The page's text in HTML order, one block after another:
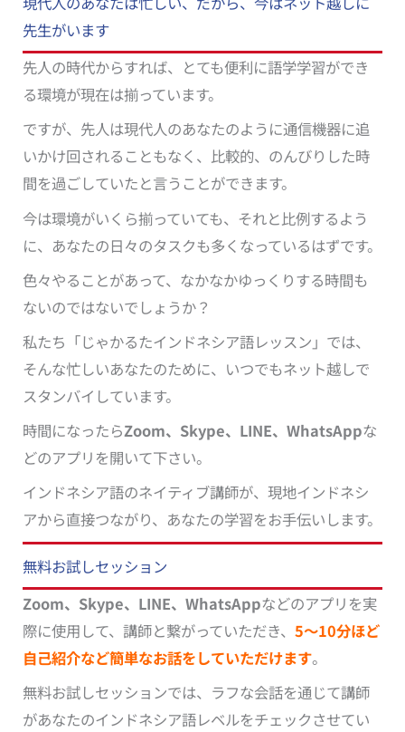
先生がいます
先人の時代からすれば、とても便利に語学学習ができ
る環境が現在は揃っています。
ですが、先人は現代人のあなたのように通信機器に追
いかけ回されることもなく、比較的、のんびりした時
間を過ごしていたと言うことができます。
今は環境がいくら揃っていても、それと比例するよう
に、あなたの日々のタスクも多くなっているはずです。
色々やることがあって、なかなかゆっくりする時間も
ないのではないでしょうか？
私たち「じゃかるたインドネシア語レッスン」では、
そんな忙しいあなたのために、いつでもネット越しで
スタンバイしています。
時間になったらZoom、Skype、LINE、WhatsAppな
どのアプリを開いて下さい。
インドネシア語のネイティブ講師が、現地インドネシ
アから直接つながり、あなたの学習をお手伝いします。
無料お試しセッション
Zoom、Skype、LINE、WhatsAppなどのアプリを実
際に使用して、講師と繋がっていただき、5～10分ほど
自己紹介など簡単なお話をしていただけます。
無料お試しセッションでは、ラフな会話を通じて講師
があなたのインドネシア語レベルをチェックさせてい